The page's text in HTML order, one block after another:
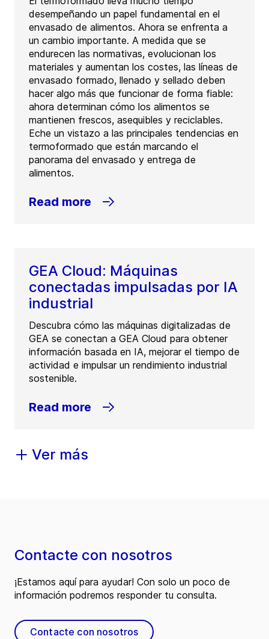
desempeñando un papel fundamental en el
envasado de alimentos. Ahora se enfrenta a
un cambio importante. A medida que se
endurecen las normativas, evolucionan los
materiales y aumentan los costes, las líneas de
envasado formado, llenado y sellado deben
hacer algo más que funcionar de forma fiable:
ahora determinan cómo los alimentos se
mantienen frescos, asequibles y reciclables.
Eche un vistazo a las principales tendencias en
termoformado que están marcando el
panorama del envasado y entrega de
alimentos.
Read more
GEA Cloud: Máquinas
conectadas impulsadas por IA
industrial
Descubra cómo las máquinas digitalizadas de
GEA se conectan a GEA Cloud para obtener
información basada en IA, mejorar el tiempo de
actividad e impulsar un rendimiento industrial
sostenible.
Read more
Ver más
Contacte con nosotros
¡Estamos aquí para ayudar! Con solo un poco de
información podremos responder tu consulta.
Contacte con nosotros